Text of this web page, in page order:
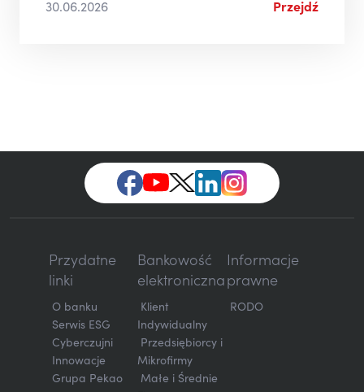
30.06.2026 Przejdź
Przydatne
linki
O banku
Serwis ESG
Cyberczujni
Innowacje
Grupa Pekao
Bankowość
elektroniczna
Klient
Indywidualny
Przedsiębiorcy i
Mikrofirmy
Małe i Średnie
Informacje
prawne
RODO